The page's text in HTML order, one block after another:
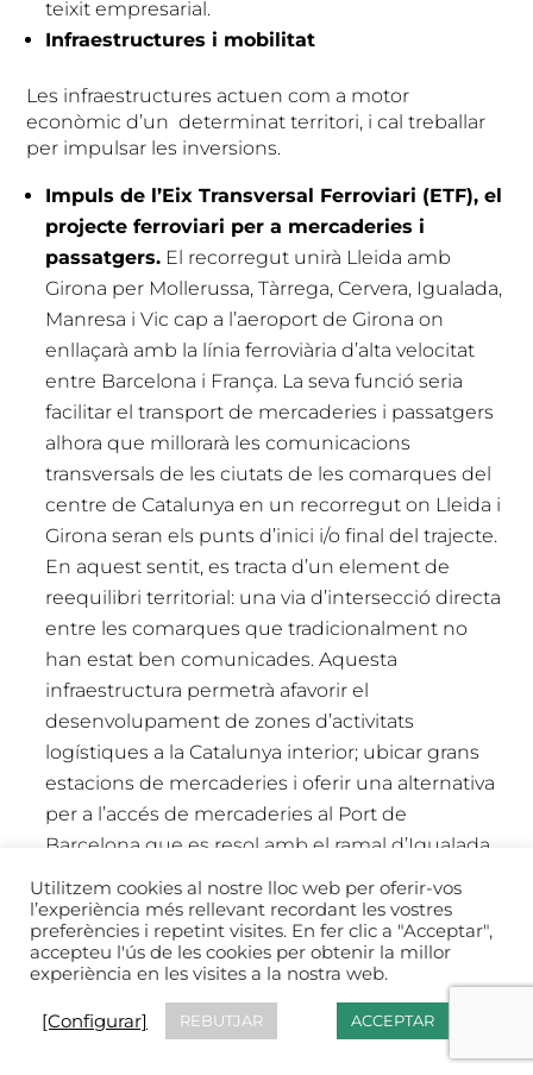
teixit empresarial.
Infraestructures i mobilitat
Les infraestructures actuen com a motor
econòmic d’un determinat territori, i cal treballar
per impulsar les inversions.
Impuls de l’Eix Transversal Ferroviari (ETF), el
projecte ferroviari per a mercaderies i
passatgers. El recorregut unirà Lleida amb
Girona per Mollerussa, Tàrrega, Cervera, Igualada,
Manresa i Vic cap a l’aeroport de Girona on
enllaçarà amb la línia ferroviària d’alta velocitat
entre Barcelona i França. La seva funció seria
facilitar el transport de mercaderies i passatgers
alhora que millorarà les comunicacions
transversals de les ciutats de les comarques del
centre de Catalunya en un recorregut on Lleida i
Girona seran els punts d’inici i/o final del trajecte.
En aquest sentit, es tracta d’un element de
reequilibri territorial: una via d’intersecció directa
entre les comarques que tradicionalment no
han estat ben comunicades. Aquesta
infraestructura permetrà afavorir el
desenvolupament de zones d’activitats
logístiques a la Catalunya interior; ubicar grans
estacions de mercaderies i oferir una alternativa
per a l’accés de mercaderies al Port de
Barcelona que es resol amb el ramal d’Igualada
Resoldre la problemàtica del rescabalament
de la Subestació elèctrica. la subestació és un
potencial energètic però amb un greuge
important a causa del rescabalament
Millora de les xarxes de carreteres.De les
carreteres i vies de comunicació en depèn la
Utilitzem cookies al nostre lloc web per oferir-vos
l’experiència més rellevant recordant les vostres
preferències i repetint visites. En fer clic a "Acceptar",
accepteu l'ús de les cookies per obtenir la millor
experiència en les visites a la nostra web.
[Configurar] REBUTJAR ACCEPTAR